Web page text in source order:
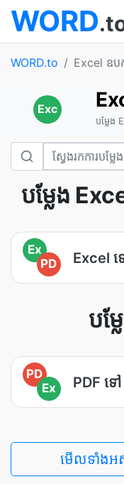
WORD
WORD.to Excel ឧប
Exc
បម្លែង
បម្លែង
Ex
PD
Excel ទ
បម្
PD
Ex
PDF ទ
មើល​ទាំងអ